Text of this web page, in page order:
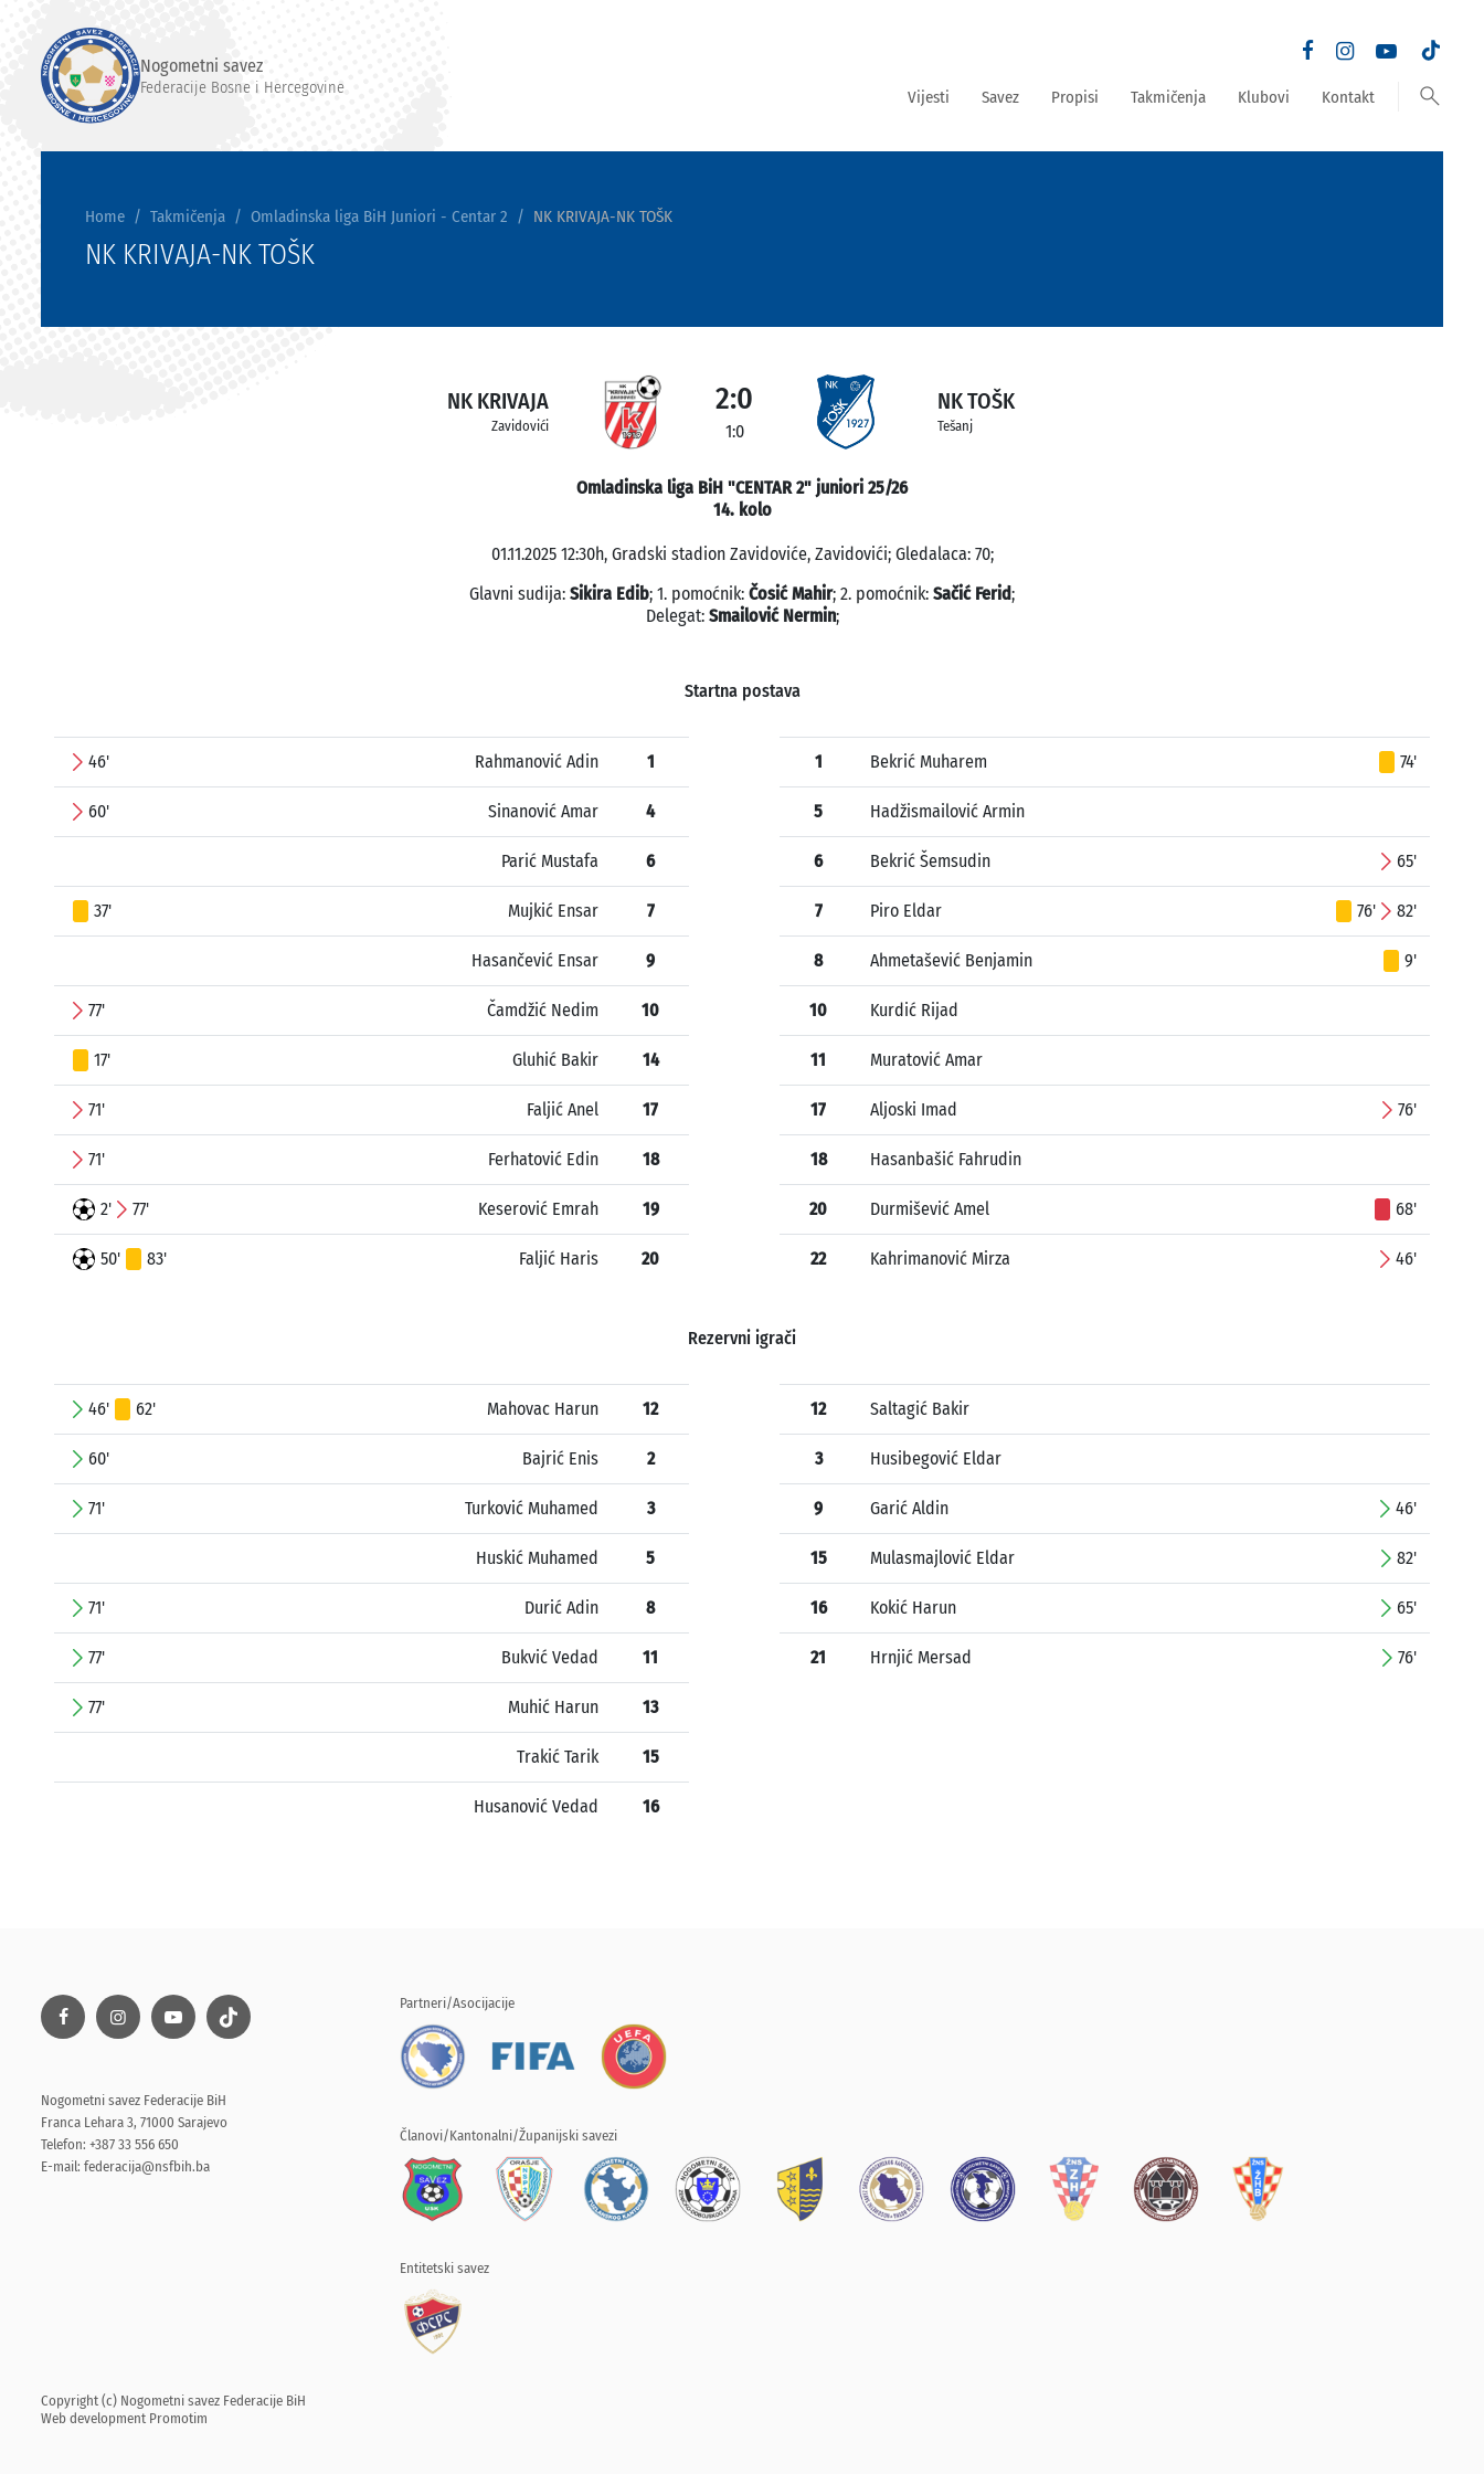
Nogometni savez
Federacije Bosne i Hercegovine Vijesti Savez Propisi Takmičenja Klubovi Kontakt search
Home Takmičenja Omladinska liga BiH Juniori - Centar 2 NK KRIVAJA-NK TOŠK
NK KRIVAJA-NK TOŠK
NK KRIVAJA
Zavidovići
2:0
1:0
NK TOŠK
Tešanj
Omladinska liga BiH "CENTAR 2" juniori 25/26
14. kolo
01.11.2025 12:30h, Gradski stadion Zavidoviće, Zavidovići; Gledalaca: 70;
Glavni sudija: Sikira Edib; 1. pomoćnik: Čosić Mahir; 2. pomoćnik: Sačić Ferid;
Delegat: Smailović Nermin;
Startna postava
46' Rahmanović Adin 1
60' Sinanović Amar 4
Parić Mustafa 6
37' Mujkić Ensar 7
Hasančević Ensar 9
77' Čamdžić Nedim 10
17' Gluhić Bakir 14
71' Faljić Anel 17
71' Ferhatović Edin 18
2' 77' Keserović Emrah 19
50' 83' Faljić Haris 20
1 Bekrić Muharem 74'
5 Hadžismailović Armin
6 Bekrić Šemsudin 65'
7 Piro Eldar 76' 82'
8 Ahmetašević Benjamin 9'
10 Kurdić Rijad
11 Muratović Amar
17 Aljoski Imad 76'
18 Hasanbašić Fahrudin
20 Durmišević Amel 68'
22 Kahrimanović Mirza 46'
Rezervni igrači
46' 62' Mahovac Harun 12
60' Bajrić Enis 2
71' Turković Muhamed 3
Huskić Muhamed 5
71' Durić Adin 8
77' Bukvić Vedad 11
77' Muhić Harun 13
Trakić Tarik 15
Husanović Vedad 16
12 Saltagić Bakir
3 Husibegović Eldar
9 Garić Aldin 46'
15 Mulasmajlović Eldar 82'
16 Kokić Harun 65'
21 Hrnjić Mersad 76'
Nogometni savez Federacije BiH
Franca Lehara 3, 71000 Sarajevo
Telefon: +387 33 556 650
E-mail: federacija@nsfbih.ba
Partneri/Asocijacije
Članovi/Kantonalni/Županijski savezi
Entitetski savez
Copyright (c) Nogometni savez Federacije BiH
Web development Promotim